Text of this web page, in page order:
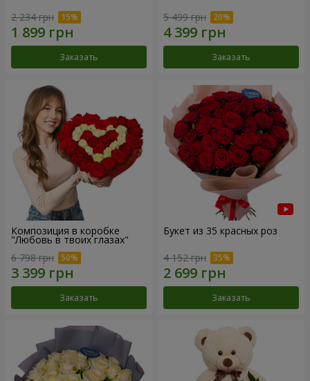
2 234 грн
Заказать
5 499 грн
Заказать
Композиция в коробке
"Любовь в твоих глазах"
6 798 грн
Заказать
Букет из 35 красных роз
4 152 грн
Заказать